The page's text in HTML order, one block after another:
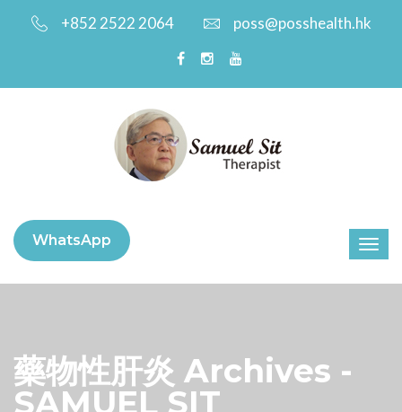
+852 2522 2064 poss@posshealth.hk
WhatsApp
藥物性肝炎 Archives -
SAMUEL SIT